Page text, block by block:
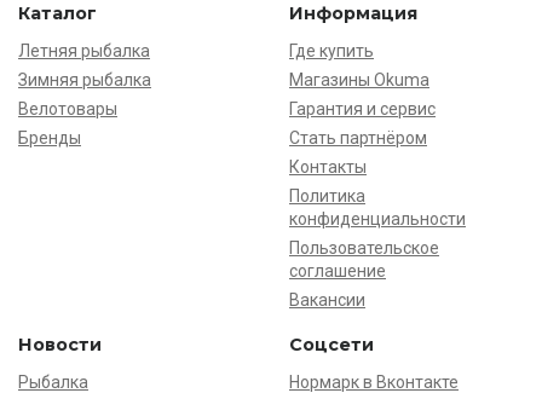
Каталог
Летняя рыбалка
Зимняя рыбалка
Велотовары
Бренды
Информация
Где купить
Магазины Okuma
Гарантия и сервис
Стать партнёром
Контакты
Политика
конфиденциальности
Пользовательское
соглашение
Вакансии
Новости
Рыбалка
Соцсети
Нормарк в Вконтакте